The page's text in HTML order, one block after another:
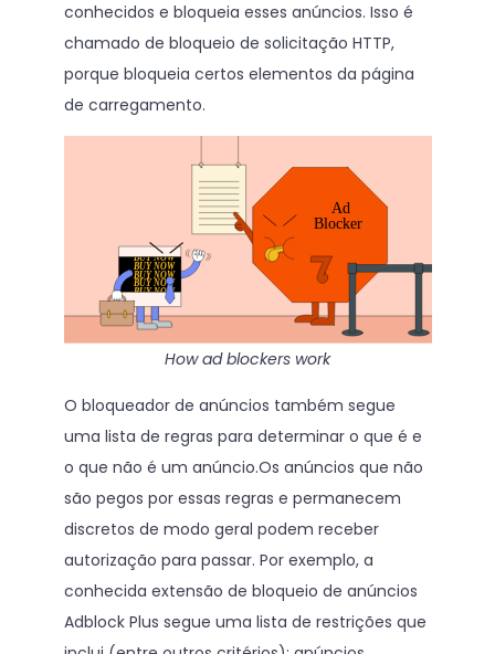
conhecidos e bloqueia esses anúncios. Isso é
chamado de bloqueio de solicitação HTTP,
porque bloqueia certos elementos da página
de carregamento.
How ad blockers work
O bloqueador de anúncios também segue
uma lista de regras para determinar o que é e
o que não é um anúncio.Os anúncios que não
são pegos por essas regras e permanecem
discretos de modo geral podem receber
autorização para passar. Por exemplo, a
conhecida extensão de bloqueio de anúncios
Adblock Plus segue uma lista de restrições que